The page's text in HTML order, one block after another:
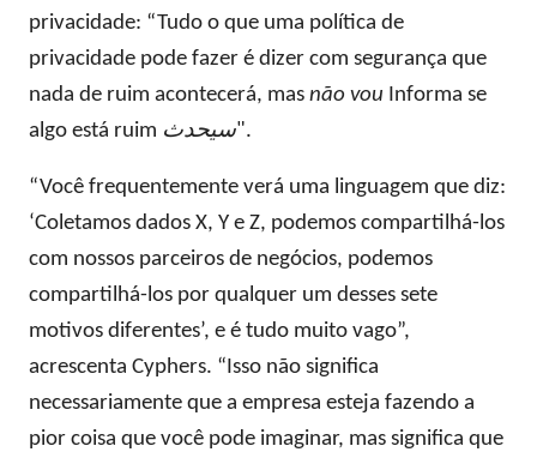
privacidade: “Tudo o que uma política de
privacidade pode fazer é dizer com segurança que
nada de ruim acontecerá, mas não vou Informa se
algo está ruim سيحدث".
“Você frequentemente verá uma linguagem que diz:
‘Coletamos dados X, Y e Z, podemos compartilhá-los
com nossos parceiros de negócios, podemos
compartilhá-los por qualquer um desses sete
motivos diferentes’, e é tudo muito vago”,
acrescenta Cyphers. “Isso não significa
necessariamente que a empresa esteja fazendo a
pior coisa que você pode imaginar, mas significa que